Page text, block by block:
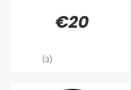
€20
(3)